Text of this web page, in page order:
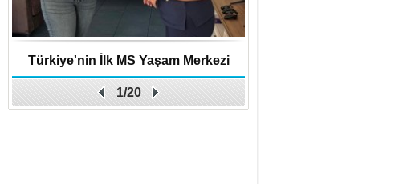
Türkiye'nin İlk MS Yaşam Merkezi
Açıldı
1/20